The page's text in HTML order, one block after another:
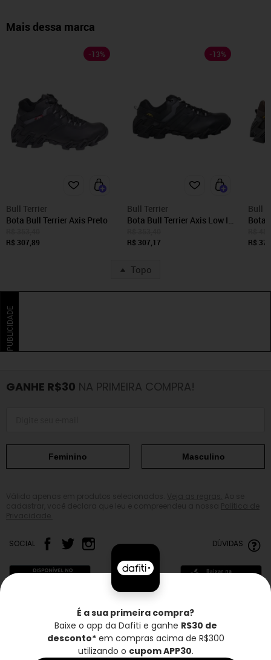
Mais dessa marca
-13%
Bull Terrier
Bota Bull Terrier Axis Preto
R$ 307,89
-13%
Bull Terrier
Bota Bull Terrier Axis Low Ii
R$ 307,17
Bull
Bota
R$
Topo
PUBLICIDADE
GANHE R$30 NA PRIMEIRA COMPRA!
Feminino Masculino
SOCIAL DÚVIDAS
Frete grátis* Troca grátis Entrega rápida
É a sua primeira compra?
Baixe o app da Dafiti e ganhe R$30 de
desconto*em compras acima de R$300
utilizando o cupom APP30.